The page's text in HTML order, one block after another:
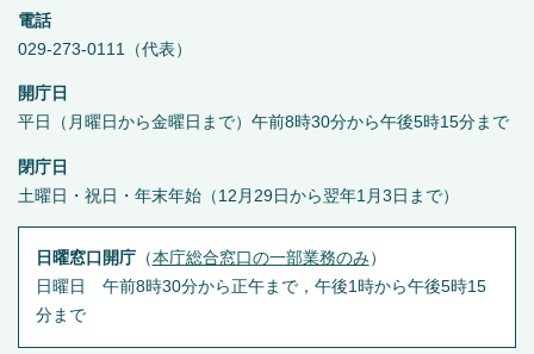
電話
029-273-0111（代表）
開庁日
平日（月曜日から金曜日まで）午前8時30分から午後5時15分まで
閉庁日
土曜日・祝日・年末年始（12月29日から翌年1月3日まで）
日曜窓口開庁（本庁総合窓口の一部業務のみ ）
日曜日 午前8時30分から正午まで，午後1時から午後5時15
分まで